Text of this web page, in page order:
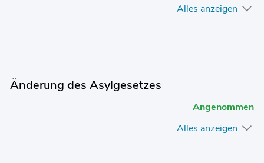
Alles anzeigen
Änderung des Asylgesetzes
Angenommen
Alles anzeigen